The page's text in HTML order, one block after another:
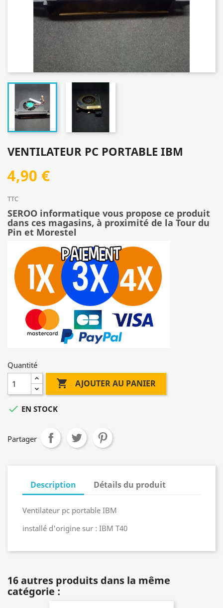
VENTILATEUR PC PORTABLE IBM
4,90 €
TTC
SEROO informatique vous propose ce produit
dans ces magasins, à proximité de la Tour du
Pin et Morestel
Quantité
 AJOUTER AU PANIER
 EN STOCK
Partager
Description Détails du produit
Ventilateur pc portable IBM
installé d'origine sur : IBM T40
16 autres produits dans la même
catégorie :